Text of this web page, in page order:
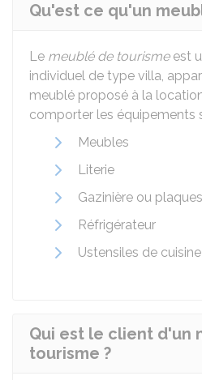
Qu'est ce qu'un
Le meublé de tourismeest
individuel de type villa,
meublé proposé à la
comporter les équipements
Meubles
Literie
Gazinière ou
Réfrigérateur
Ustensiles de cuisine
Qui est le client d'un
tourisme ?